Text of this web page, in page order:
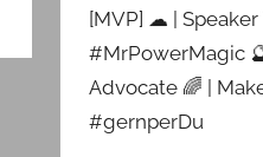
[MVP] ☁ | Speaker
#MrPowerMagic
Advocate 🌈 |
#gernperDu